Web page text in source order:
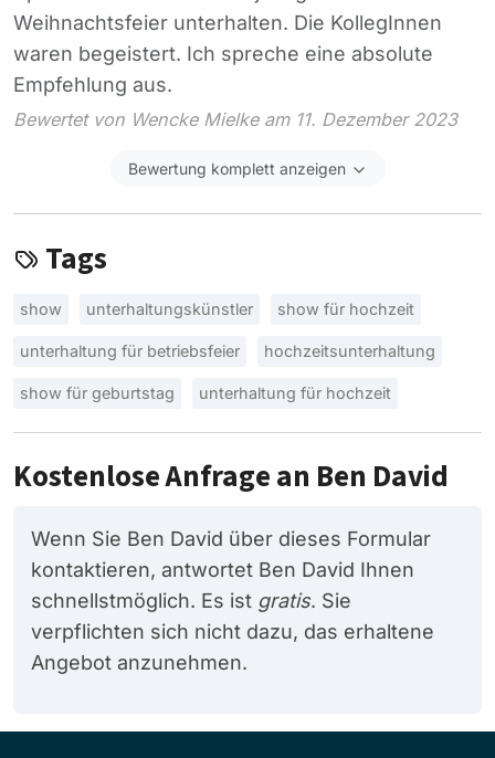
Weihnachtsfeier unterhalten. Die KollegInnen
waren begeistert. Ich spreche eine absolute
Empfehlung aus.
Bewertet von Wencke Mielke am 11. Dezember 2023
Bewertung komplett anzeigen
Tags
show unterhaltungskünstler show für hochzeit
unterhaltung für betriebsfeier hochzeitsunterhaltung
show für geburtstag unterhaltung für hochzeit
Kostenlose Anfrage an Ben David
Wenn Sie Ben David über dieses Formular
kontaktieren, antwortet Ben David Ihnen
schnellstmöglich. Es ist gratis. Sie
verpflichten sich nicht dazu, das erhaltene
Angebot anzunehmen.